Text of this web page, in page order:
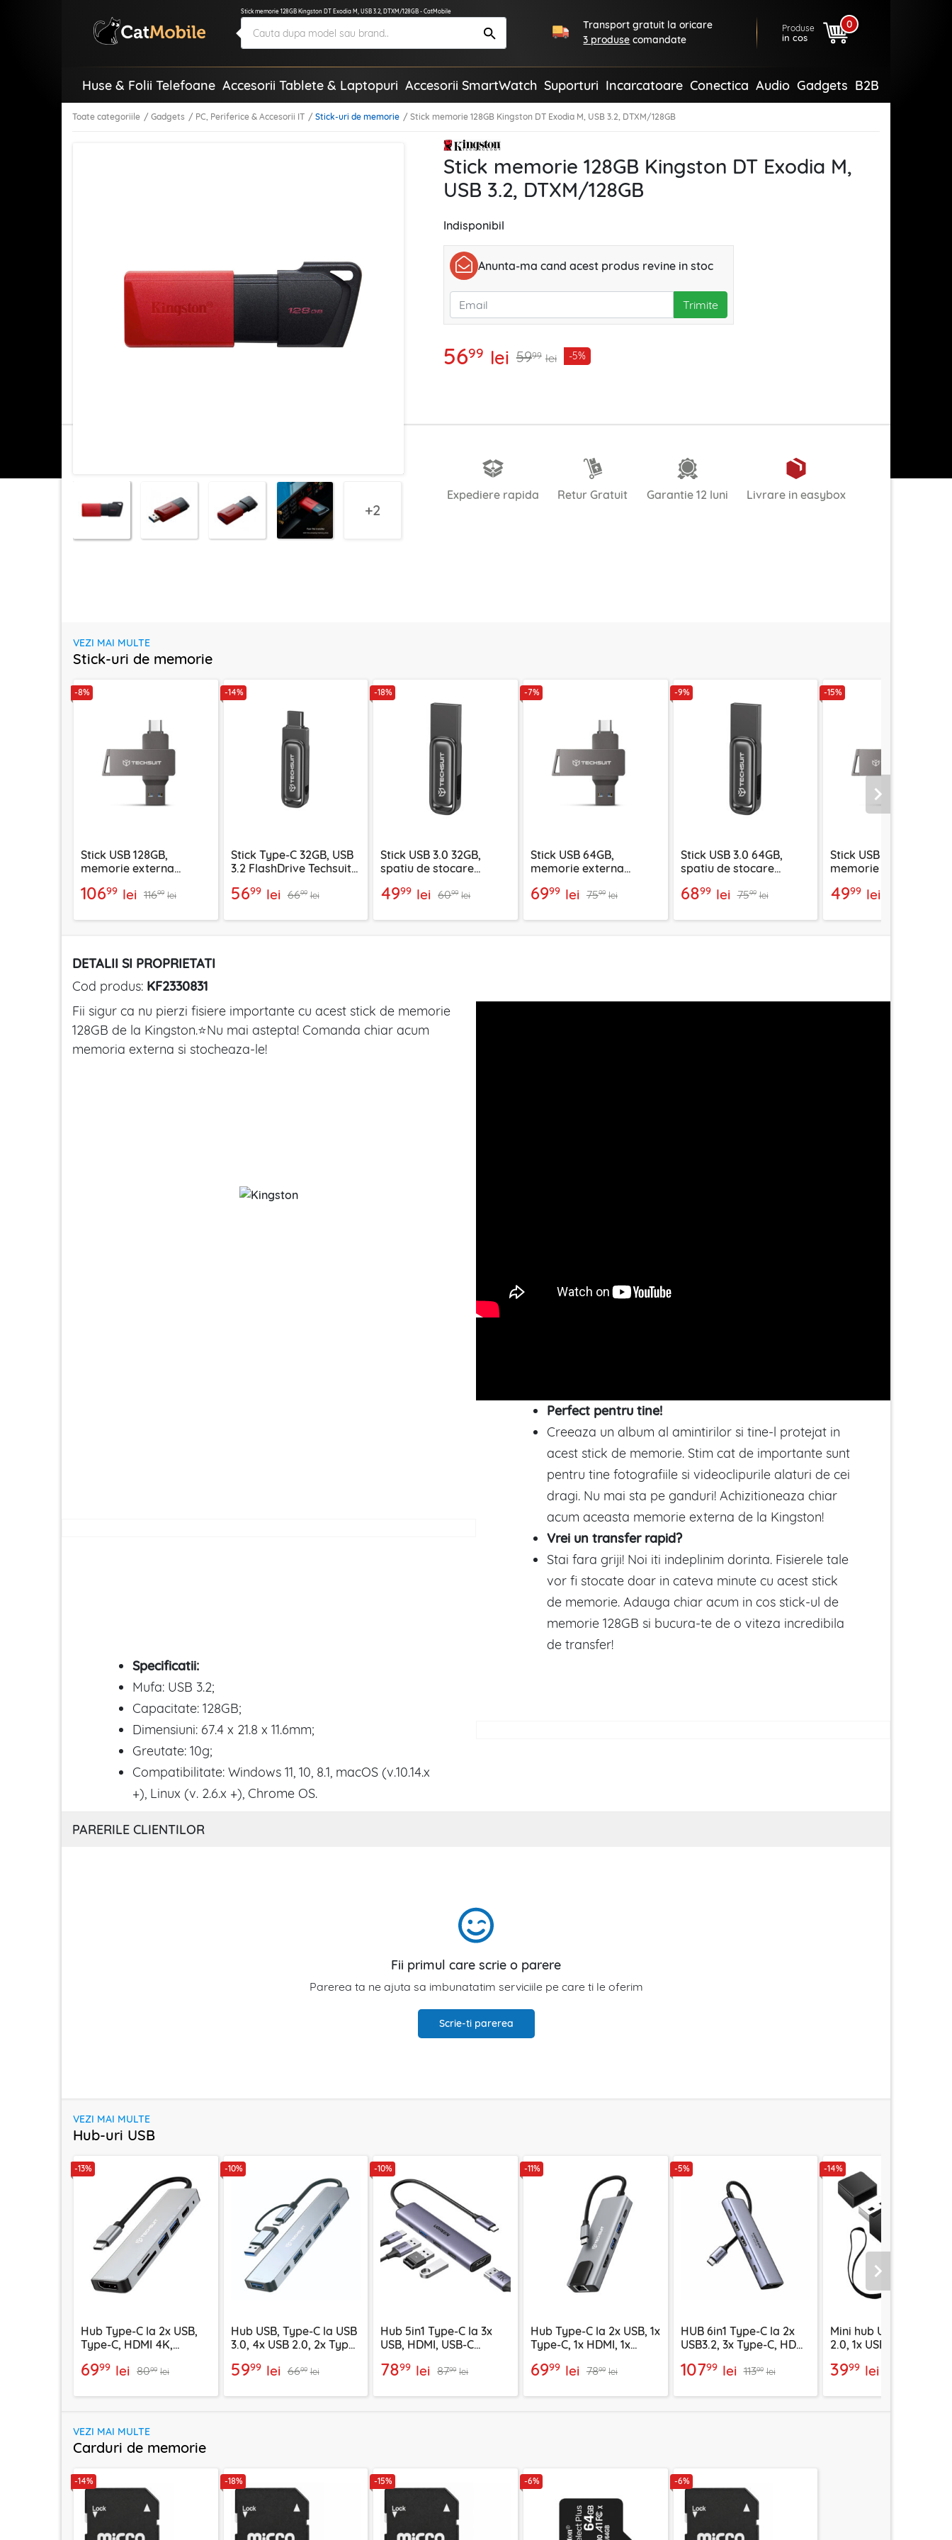
Stick memorie 128GB Kingston DT Exodia M, USB 3.2, DTXM/128GB - CatMobile
Transport gratuit la oricare
3 produse comandate
Produse
in cos
0
Huse & Folii Telefoane Accesorii Tablete & Laptopuri Accesorii SmartWatch Suporturi Incarcatoare Conectica Audio Gadgets B2B
Toate categoriile Gadgets PC, Periferice & Accesorii IT Stick-uri de memorie Stick memorie 128GB Kingston DT Exodia M, USB 3.2, DTXM/128GB
2
Stick memorie 128GB Kingston DT Exodia M,
USB 3.2, DTXM/128GB
Indisponibil
Anunta-ma cand acest produs revine in stoc
Trimite
5699 lei 5999 lei -5%
Expediere rapida Retur Gratuit Garantie 12 luni Livrare in easybox
VEZI MAI MULTE
Stick-uri de memorie
-8%
Stick USB 128GB,
memorie externa
THSM20, gri
10699 lei 11699 lei
-14%
Stick Type-C 32GB, USB
3.2 FlashDrive Techsuit,
5699 lei 6699 lei
-18%
Stick USB 3.0 32GB,
spatiu de stocare
4999 lei 6099 lei
-7%
Stick USB 64GB,
memorie externa
THSM20, gri
6999 lei 7599 lei
-9%
Stick USB 3.0 64GB,
spatiu de stocare
6899 lei 7599 lei
-15%
Stick USB 16GB,
memorie externa
THSM19, gri
4999 lei
DETALII SI PROPRIETATI
Cod produs: KF2330831
Fii sigur ca nu pierzi fisiere importante cu acest stick de memorie
128GB de la Kingston.⭐Nu mai astepta! Comanda chiar acum
memoria externa si stocheaza-le!
Perfect pentru tine!
Creeaza un album al amintirilor si tine-l protejat in
acest stick de memorie. Stim cat de importante sunt
pentru tine fotografiile si videoclipurile alaturi de cei
dragi. Nu mai sta pe ganduri! Achizitioneaza chiar
acum aceasta memorie externa de la Kingston!
Vrei un transfer rapid?
Stai fara griji! Noi iti indeplinim dorinta. Fisierele tale
vor fi stocate doar in cateva minute cu acest stick
de memorie. Adauga chiar acum in cos stick-ul de
memorie 128GB si bucura-te de o viteza incredibila
de transfer!
Specificatii:
Mufa: USB 3.2;
Capacitate: 128GB;
Dimensiuni: 67.4 x 21.8 x 11.6mm;
Greutate: 10g;
Compatibilitate: Windows 11, 10, 8.1, macOS (v.10.14.x
+), Linux (v. 2.6.x +), Chrome OS.
PARERILE CLIENTILOR
Fii primul care scrie o parere
Parerea ta ne ajuta sa imbunatatim serviciile pe care ti le oferim
Scrie-ti parerea
VEZI MAI MULTE
Hub-uri USB
-13%
Hub Type-C la 2x USB,
Type-C, HDMI 4K,
H5
6999 lei 8099 lei
-10%
Hub USB, Type-C la USB
3.0, 4x USB 2.0, 2x Type-
5999 lei 6699 lei
-10%
Hub 5in1 Type-C la 3x
USB, HDMI, USB-C
15495
7899 lei 8799 lei
-11%
Hub Type-C la 2x USB, 1x
Type-C, 1x HDMI, 1x
6999 lei 7899 lei
-5%
HUB 6in1 Type-C la 2x
USB3.2, 3x Type-C, HDMI
10799 lei 11399 lei
-14%
Mini hub USB la 2x USB
2.0, 1x USB 3.0 Techsuit
3999 lei
VEZI MAI MULTE
Carduri de memorie
-14% -18% -15% -6% -6%